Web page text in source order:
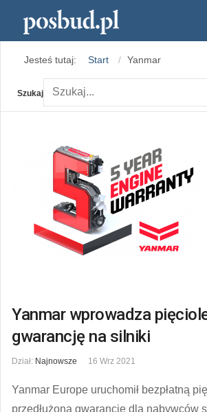
Instagram
Jesteś tutaj: Start Yanmar
Szukaj
Yanmar wprowadza
gwarancję na silniki
Dział: Najnowsze 16 Wrz 2021
Yanmar Europe uruchomił bezpłatną
przedłużoną gwarancję dla nabywców